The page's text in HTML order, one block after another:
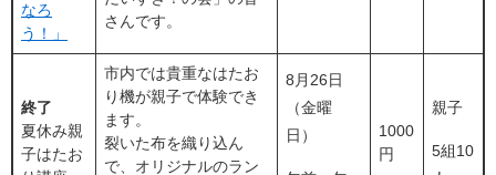
なろ
う！」
さんです。
終了
夏休み親
子はたお
市内では貴重なはたお
り機が親子で体験でき
ます。
裂いた布を織り込ん
で、オリジナルのラン
8月26日
（金曜
日）
1000
円
親子
5組10